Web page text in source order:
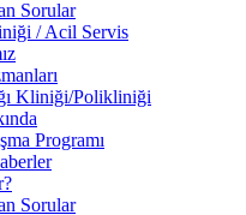
Sorular
/ Acil Servis
Kliniği/Polikliniği
Programı
Sorular